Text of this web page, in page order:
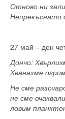
Отново ни
Непрекъснато
27 май – ден
Дончо:
Хванахме
Не сме
не сме
ловим